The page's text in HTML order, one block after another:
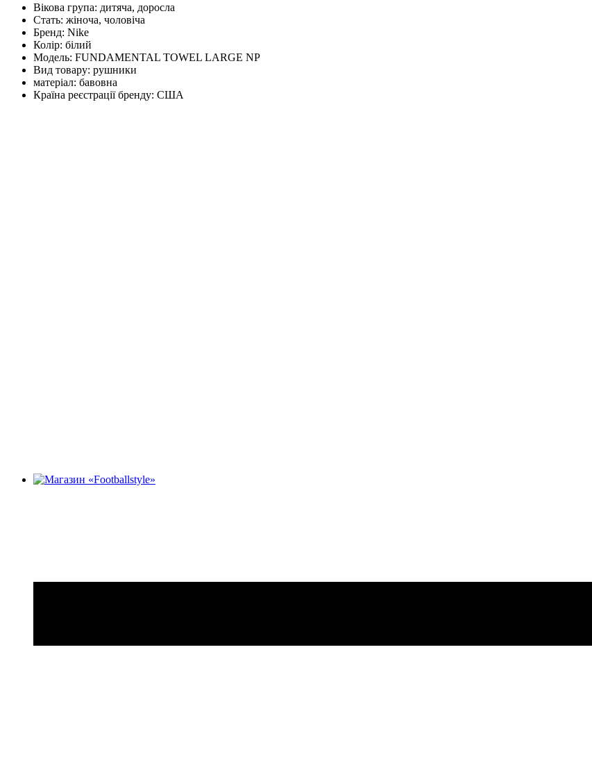
Вікова група: дитяча, доросла
Стать: жіноча, чоловіча
Бренд: Nike
Колір: білий
Модель: FUNDAMENTAL TOWEL LARGE NP
Вид товару: рушники
матеріал: бавовна
Країна реєстрації бренду: США